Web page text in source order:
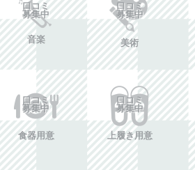
口コミ
募集中
音楽
口コミ
募集中
美術
口コミ
募集中
食器用意
口コミ
募集中
上履き用意